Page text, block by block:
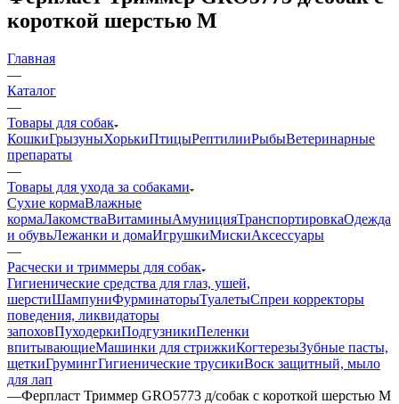
короткой шерстью M
Главная
—
Каталог
—
Товары для собак
КошкиГрызуныХорькиПтицыРептилииРыбыВетеринарные
препараты
—
Товары для ухода за собаками
Сухие кормаВлажные
кормаЛакомстваВитаминыАмуницияТранспортировкаОдежда
и обувьЛежанки и домаИгрушкиМискиАксессуары
—
Расчески и триммеры для собак
Гигиенические средства для глаз, ушей,
шерстиШампуниФурминаторыТуалетыСпреи корректоры
поведения, ликвидаторы
запоховПуходеркиПодгузникиПеленки
впитывающиеМашинки для стрижкиКогтерезыЗубные пасты,
щеткиГрумингГигиенические трусикиВоск защитный, мыло
для лап
—Ферпласт Триммер GRO5773 д/собак с короткой шерстью M